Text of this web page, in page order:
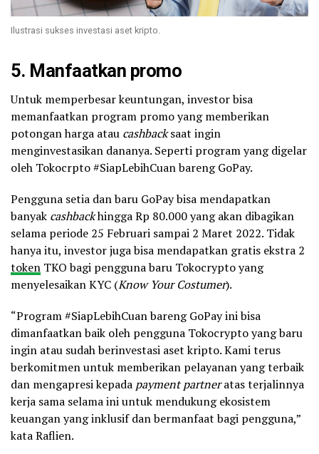
Ilustrasi sukses investasi aset kripto.
5. Manfaatkan promo
Untuk memperbesar keuntungan, investor bisa
memanfaatkan program promo yang memberikan
potongan harga atau cashbacksaat ingin
menginvestasikan dananya. Seperti program yang digelar
oleh Tokocrpto #SiapLebihCuan bareng GoPay.
Pengguna setia dan baru GoPay bisa mendapatkan
banyak cashbackhingga Rp 80.000 yang akan dibagikan
selama periode 25 Februari sampai 2 Maret 2022. Tidak
hanya itu, investor juga bisa mendapatkan gratis ekstra 2
token TKO bagi pengguna baru Tokocrypto yang
menyelesaikan KYC (Know Your Costumer).
“Program #SiapLebihCuan bareng GoPay ini bisa
dimanfaatkan baik oleh pengguna Tokocrypto yang baru
ingin atau sudah berinvestasi aset kripto. Kami terus
berkomitmen untuk memberikan pelayanan yang terbaik
dan mengapresi kepada payment partneratas terjalinnya
kerja sama selama ini untuk mendukung ekosistem
keuangan yang inklusif dan bermanfaat bagi pengguna,”
kata Raflien.